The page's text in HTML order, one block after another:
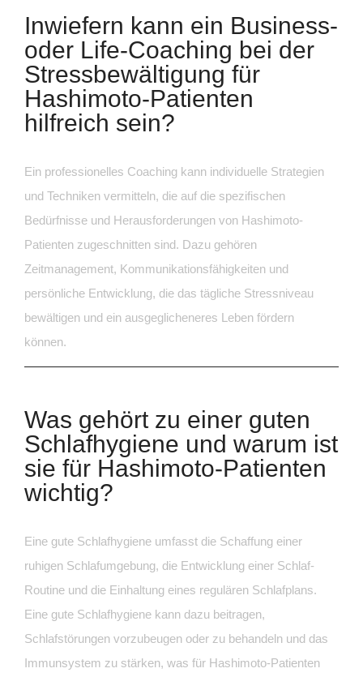
Inwiefern kann ein Business-
oder Life-Coaching bei der
Stressbewältigung für
Hashimoto-Patienten
hilfreich sein?
Ein professionelles Coaching kann individuelle Strategien
und Techniken vermitteln, die auf die spezifischen
Bedürfnisse und Herausforderungen von Hashimoto-
Patienten zugeschnitten sind. Dazu gehören
Zeitmanagement, Kommunikationsfähigkeiten und
persönliche Entwicklung, die das tägliche Stressniveau
bewältigen und ein ausgeglicheneres Leben fördern
können.
Was gehört zu einer guten
Schlafhygiene und warum ist
sie für Hashimoto-Patienten
wichtig?
Eine gute Schlafhygiene umfasst die Schaffung einer
ruhigen Schlafumgebung, die Entwicklung einer Schlaf-
Routine und die Einhaltung eines regulären Schlafplans.
Eine gute Schlafhygiene kann dazu beitragen,
Schlafstörungen vorzubeugen oder zu behandeln und das
Immunsystem zu stärken, was für Hashimoto-Patienten